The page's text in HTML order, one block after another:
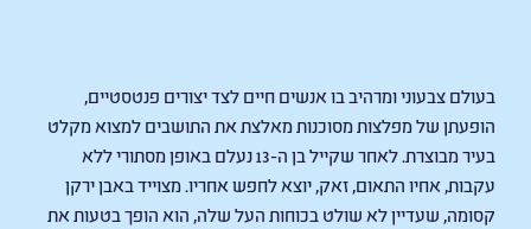
בעולם צבעוני ומרהיב בו אנשים חיים לצד יצורים פנטסטיים,
הופעתן של מפלצות מסוכנות מאלצת את התושבים למצוא מקלט
בעיר מבוצרת. לאחר שקייל בן ה-13 נעלם באופן מסתורי ללא
עקבות, אחיו התאום, זאק, יוצא לחפש אחריו. מצוייד באבן ירקן
קסומה, שעדיין לא שולט בכוחות העל שלה, הוא הופך בטעות את